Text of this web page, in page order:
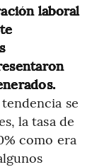
laboral
se
la tasa de
como era